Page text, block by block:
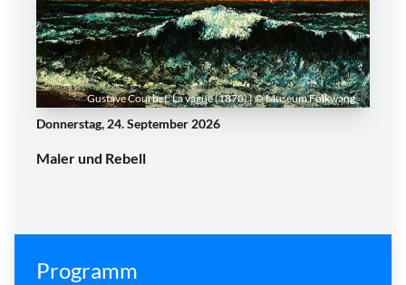
Gustave Courbet: La vague (1870) | © Museum Folkwang
Donnerstag, 24. September 2026
Maler und Rebell
Programm